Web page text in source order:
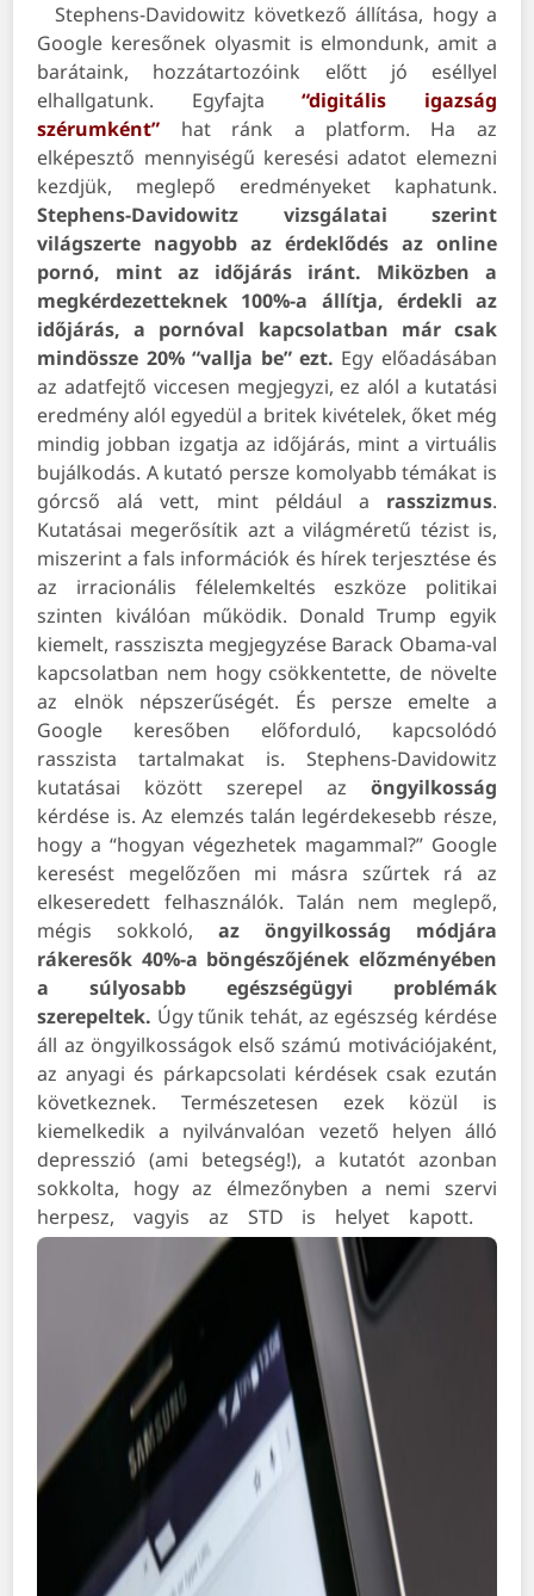
Stephens-Davidowitz következő állítása, hogy a
Google keresőnek olyasmit is elmondunk, amit a
barátaink, hozzátartozóink előtt jó eséllyel
elhallgatunk. Egyfajta “digitális igazság
szérumként” hat ránk a platform. Ha az
elképesztő mennyiségű keresési adatot elemezni
kezdjük, meglepő eredményeket kaphatunk.
Stephens-Davidowitz vizsgálatai szerint
világszerte nagyobb az érdeklődés az online
pornó, mint az időjárás iránt. Miközben a
megkérdezetteknek 100%-a állítja, érdekli az
időjárás, a pornóval kapcsolatban már csak
mindössze 20% “vallja be” ezt. Egy előadásában
az adatfejtő viccesen megjegyzi, ez alól a kutatási
eredmény alól egyedül a britek kivételek, őket még
mindig jobban izgatja az időjárás, mint a virtuális
bujálkodás. A kutató persze komolyabb témákat is
górcső alá vett, mint például a rasszizmus.
Kutatásai megerősítik azt a világméretű tézist is,
miszerint a fals információk és hírek terjesztése és
az irracionális félelemkeltés eszköze politikai
szinten kiválóan működik. Donald Trump egyik
kiemelt, rassziszta megjegyzése Barack Obama-val
kapcsolatban nem hogy csökkentette, de növelte
az elnök népszerűségét. És persze emelte a
Google keresőben előforduló, kapcsolódó
rasszista tartalmakat is. Stephens-Davidowitz
kutatásai között szerepel az öngyilkosság
kérdése is. Az elemzés talán legérdekesebb része,
hogy a “hogyan végezhetek magammal?” Google
keresést megelőzően mi másra szűrtek rá az
elkeseredett felhasználók. Talán nem meglepő,
mégis sokkoló, az öngyilkosság módjára
rákeresők 40%-a böngészőjének előzményében
a súlyosabb egészségügyi problémák
szerepeltek. Úgy tűnik tehát, az egészség kérdése
áll az öngyilkosságok első számú motivációjaként,
az anyagi és párkapcsolati kérdések csak ezután
következnek. Természetesen ezek közül is
kiemelkedik a nyilvánvalóan vezető helyen álló
depresszió (ami betegség!), a kutatót azonban
sokkolta, hogy az élmezőnyben a nemi szervi
herpesz, vagyis az STD is helyet kapott.